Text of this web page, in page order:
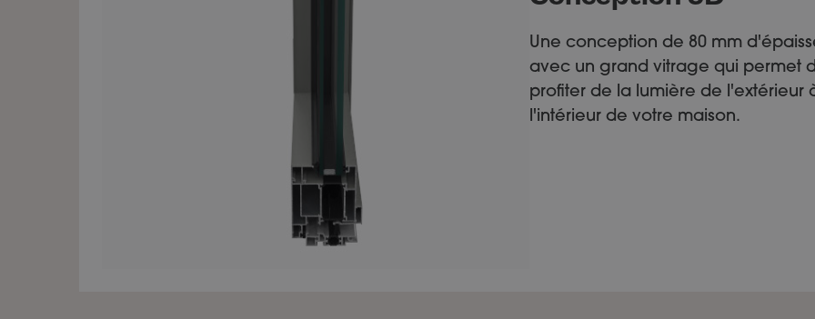
Une conception de 80 mm
avec un grand vitrage qui permet
profiter de la lumière de l'extérieur
l'intérieur de votre maison.